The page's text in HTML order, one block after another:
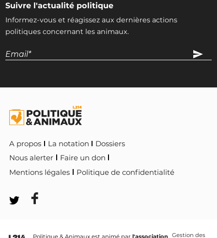
Suivre l'actualité politique
Informez-vous et réagissez aux dernières actions
politiques concernant les animaux.
A propos La notation
Dossiers
Nous alerter
Faire un don
Mentions légales
Politique de confidentialité
Politique & Animaux est animé parl'association Gestion des